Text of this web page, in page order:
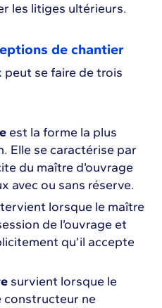
les litiges ultérieurs.
de chantier
peut se faire de trois
est la forme la plus
Elle se caractérise par
du maître d’ouvrage
avec ou sans réserve.
lorsque le maître
de l’ouvrage et
qu’il accepte
survient lorsque le
constructeur ne